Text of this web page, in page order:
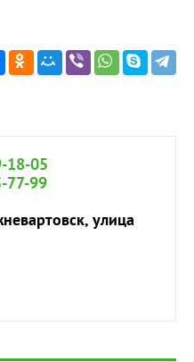
18-05
77-99
улица